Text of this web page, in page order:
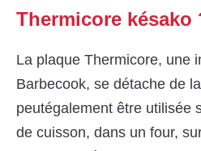
Thermicore késako
La plaque Thermicore, une
Barbecook, se détache de
peutégalement être utilisée
de cuisson, dans un four,